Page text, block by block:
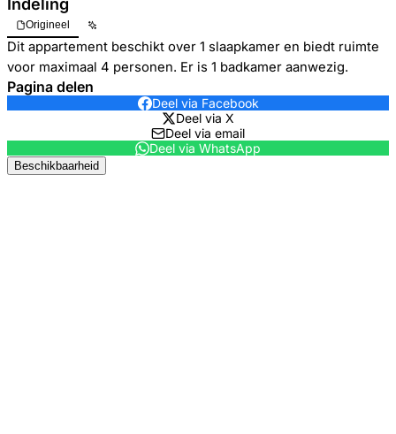
Indeling
Origineel
Dit appartement beschikt over 1 slaapkamer en biedt ruimte
voor maximaal 4 personen. Er is 1 badkamer aanwezig.
Pagina delen
Deel via Facebook
Deel via X
Deel via email
Deel via WhatsApp
Beschikbaarheid